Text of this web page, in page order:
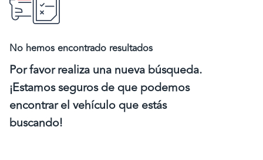
No hemos encontrado resultados
Por favor realiza una nueva búsqueda.
¡Estamos seguros de que podemos
encontrar el vehículo que estás
buscando!